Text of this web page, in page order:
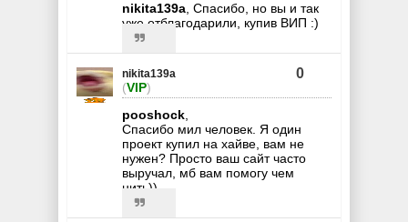
nikita139a, Спасибо, но вы и так
уже отблагодарили, купив ВИП :)
nikita139a
(VIP)
0
pooshock,
Спасибо мил человек. Я один
проект купил на хайве, вам не
нужен? Просто ваш сайт часто
выручал, мб вам помогу чем
нить))